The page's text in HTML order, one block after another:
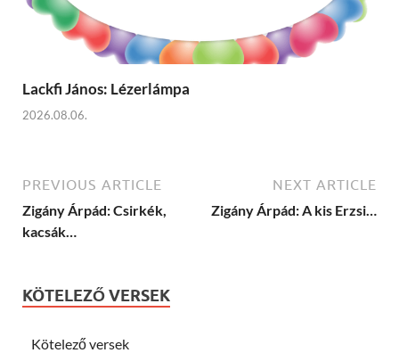
Lackfi János: Lézerlámpa
2026.08.06.
PREVIOUS ARTICLE
Zigány Árpád: Csirkék,
kacsák…
NEXT ARTICLE
Zigány Árpád: A kis Erzsi…
KÖTELEZŐ VERSEK
Kötelező versek